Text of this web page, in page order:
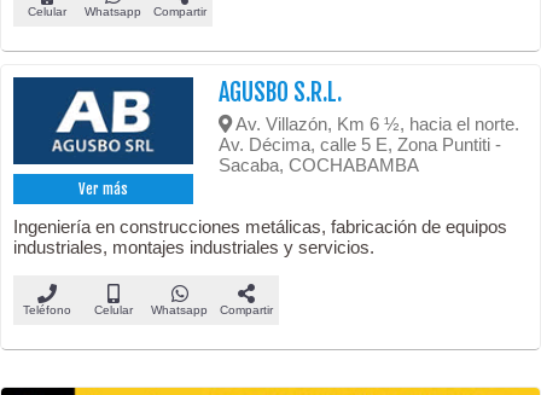
Celular Whatsapp Compartir
Ver más
AGUSBO S.R.L.
Av. Villazón, Km 6 ½, hacia el norte.
Av. Décima, calle 5 E, Zona Puntiti -
Sacaba, COCHABAMBA
Ingeniería en construcciones metálicas, fabricación de equipos
industriales, montajes industriales y servicios.
Teléfono Celular Whatsapp Compartir